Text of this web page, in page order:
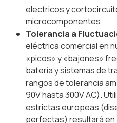
eléctricos y
microcomponentes.
Tolerancia a
eléctrica comercial en
«picos» y «bajones»
batería y sistemas de
rangos de tolerancia
90V hasta 300V AC).
estrictas europeas
perfectas) resultará en